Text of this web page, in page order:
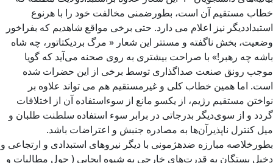
خطاب مستقیم آن است، بطورضمنی مخالفت خود را با هرنوع
استبداددیگر نیز اعلام می دارد. حتی برخی مواقع شاهدیم که بفراخور
وضعیت، بخش ناگفته و مستتر این شعار « مرگ بردیکتاتور، چه شاه
باشه چه رهبر!» با صراحت بیشتری به روی صحنه می‌آید که گویا
موجب رونق صنعت صداگذاری توسط برخی از این حضرات شده
است. اما همین خطاب کلی و غیرمستقیم هم می تواند علاوه بر
نواختن مستقیم رژیم، از یکسو مانع از سو‌ءاستفاده ‌آن از اختلافات
گردد و از سوی‌دیگر بدرجاتی در برابر سوء استفاده سلطنت طلبان و
میل کنترل ناپذیرآن‌ها به مصادره جنبش و اعتراضات باشد.
بطورخلاصه مبارزه ضدهژمونی با دیگر نیروهای استبدادی و ارتجاعی و
دخیل بستگان به قدرت‌های خارجی به شیوه ایجابی ( حول مطالبات و